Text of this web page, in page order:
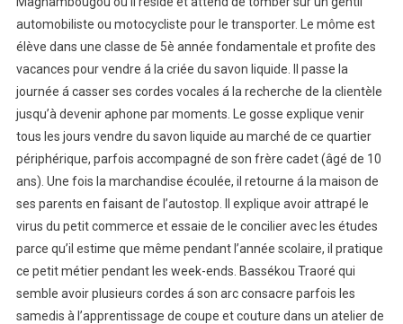
automobiliste ou motocycliste pour le transporter. Le môme est
élève dans une classe de 5è année fondamentale et profite des
vacances pour vendre á la criée du savon liquide. Il passe la
journée á casser ses cordes vocales á la recherche de la clientèle
jusqu’à devenir aphone par moments. Le gosse explique venir
tous les jours vendre du savon liquide au marché de ce quartier
périphérique, parfois accompagné de son frère cadet (âgé de 10
ans). Une fois la marchandise écoulée, il retourne á la maison de
ses parents en faisant de l’autostop. Il explique avoir attrapé le
virus du petit commerce et essaie de le concilier avec les études
parce qu’il estime que même pendant l’année scolaire, il pratique
ce petit métier pendant les week-ends. Bassékou Traoré qui
semble avoir plusieurs cordes á son arc consacre parfois les
samedis à l’apprentissage de coupe et couture dans un atelier de